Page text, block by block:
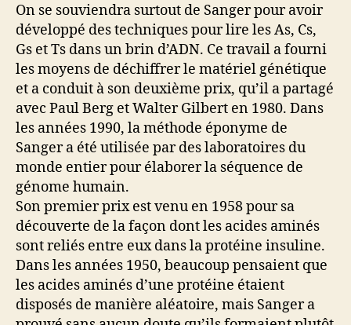
On se souviendra surtout de Sanger pour avoir
développé des techniques pour lire les As, Cs,
Gs et Ts dans un brin d’ADN. Ce travail a fourni
les moyens de déchiffrer le matériel génétique
et a conduit à son deuxième prix, qu’il a partagé
avec Paul Berg et Walter Gilbert en 1980. Dans
les années 1990, la méthode éponyme de
Sanger a été utilisée par des laboratoires du
monde entier pour élaborer la séquence de
génome humain.
Son premier prix est venu en 1958 pour sa
découverte de la façon dont les acides aminés
sont reliés entre eux dans la protéine insuline.
Dans les années 1950, beaucoup pensaient que
les acides aminés d’une protéine étaient
disposés de manière aléatoire, mais Sanger a